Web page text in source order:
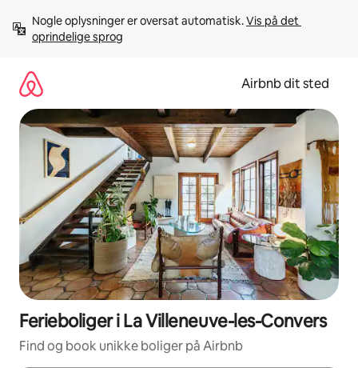
videre
Nogle oplysninger er oversat automatisk. Vis på det
oprindelige sprog
Airbnb dit sted
Ferieboliger i La Villeneuve-les-Convers
Find og book unikke boliger på Airbnb